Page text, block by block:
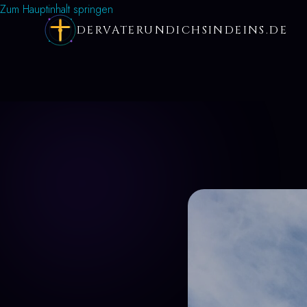
Zum Hauptinhalt springen
DERVATERUNDICHSINDEINS.DE